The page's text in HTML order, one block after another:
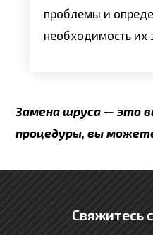
проблемы и
необходимость их
Замена шруса — это
процедуры, вы
Свяжитесь